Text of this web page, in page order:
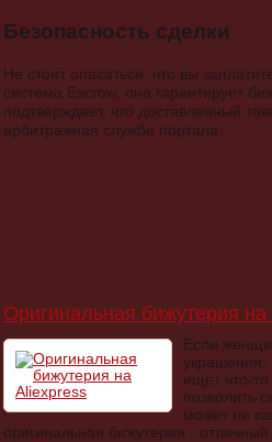
Безопасность сделки
Не стоит опасаться, что вы
система Escrow, она гарантирует
подтверждает, что доставленный
арбитражная служба портала.
Оригинальная бижутерия
Если
украшения,
ищет что-
позволить
может ни
оригинальная бижутерия -